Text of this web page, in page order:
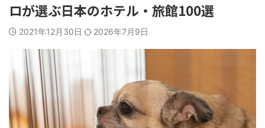
ロが選ぶ日本のホテル・旅館100選
2021年12月30日 2026年7月9日